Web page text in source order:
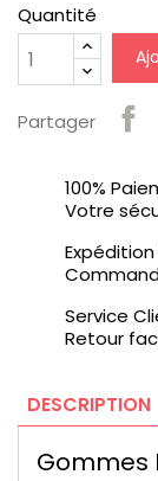
Quantité
Partager
100%
Votre
Service
Retour
DESCRIPTION
Gommes